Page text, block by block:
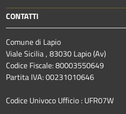
CONTATTI
Comune di Lapio
Viale Sicilia , 83030 Lapio (Av)
Codice Fiscale: 80003550649
Partita IVA: 00231010646
Codice Univoco Ufficio : UFR07W